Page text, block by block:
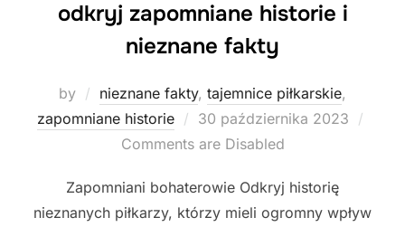
odkryj zapomniane historie i
nieznane fakty
by nieznane fakty, tajemnice piłkarskie,
zapomniane historie
Posted
on
30 października 2023
Comments are Disabled
Zapomniani bohaterowie Odkryj historię
nieznanych piłkarzy, którzy mieli ogromny wpływ